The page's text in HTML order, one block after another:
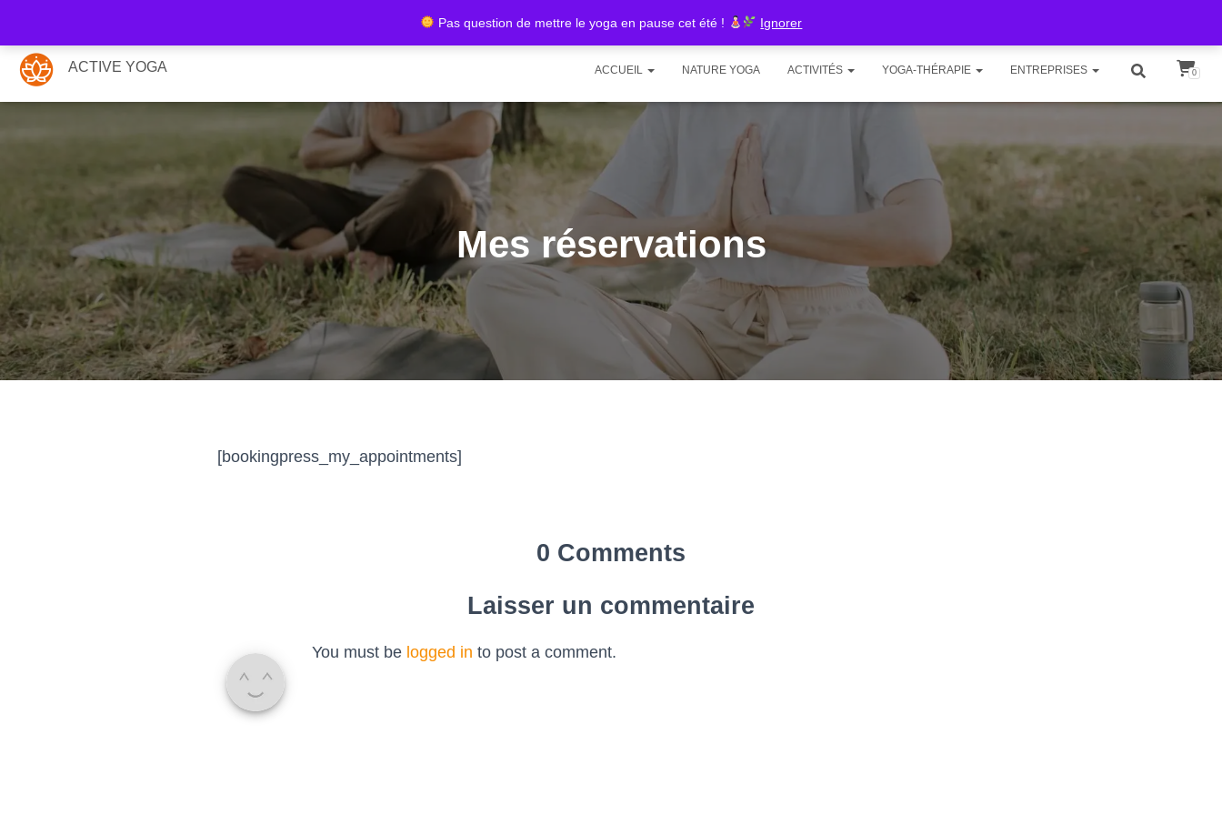
Pas question de mettre le yoga en pause cet été ! Ignorer
ACTIVE YOGA ACCUEIL NATURE YOGA ACTIVITÉS YOGA-THÉRAPIE ENTREPRISES 0
Mes réservations
[bookingpress_my_appointments]
0 Comments
Laisser un commentaire
You must be logged in to post a comment.